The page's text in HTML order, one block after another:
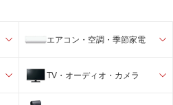
エアコン・空調・季節家電
TV・オーディオ・カメラ